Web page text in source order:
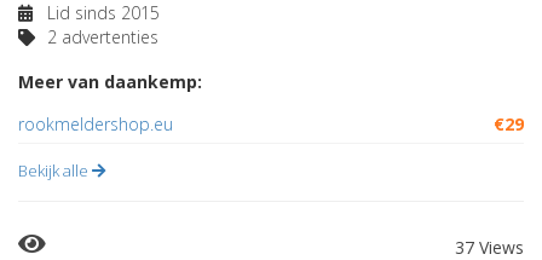
Lid sinds 2015
2 advertenties
Meer van daankemp:
rookmeldershop.eu
€29
Bekijk alle
37 Views